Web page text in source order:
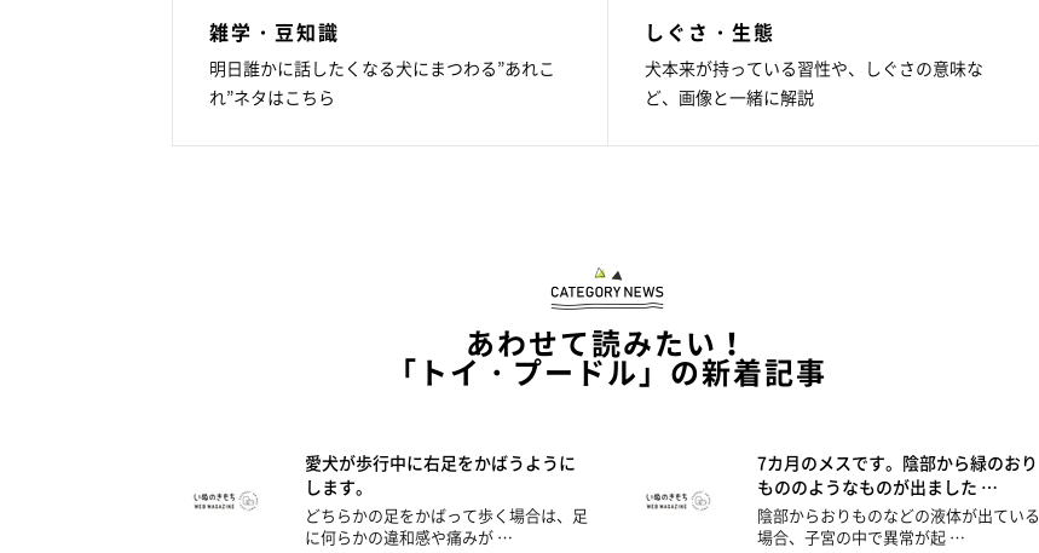
雑学・豆知識
明日誰かに話したくなる犬にまつわる”あれこ
れ”ネタはこちら
しぐさ・生態
犬本来が持っている習性や、しぐさの意味な
ど、画像と一緒に解説
あわせて読みたい！
「トイ・プードル」の新着記事
愛犬が歩行中に右足をかばうように
します。
どちらかの足をかばって歩く場合は、足
に何らかの違和感や痛みが …
7カ月のメスです。陰部から緑のおり
もののようなものが出ました …
陰部からおりものなどの液体が出ている
場合、子宮の中で異常が起 …